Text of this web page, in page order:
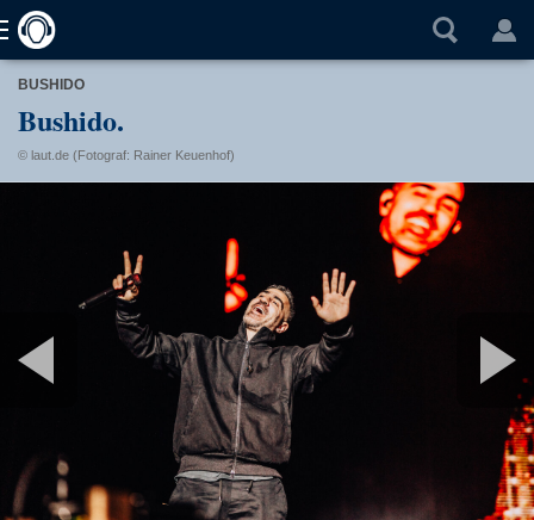
BUSHIDO
Bushido.
© laut.de (Fotograf: Rainer Keuenhof)